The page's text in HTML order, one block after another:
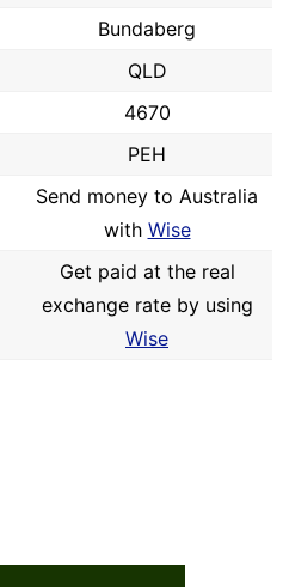
Bundaberg
QLD
4670
PEH
Send money to Australia
with Wise
Get paid at the real
exchange rate by using
Wise